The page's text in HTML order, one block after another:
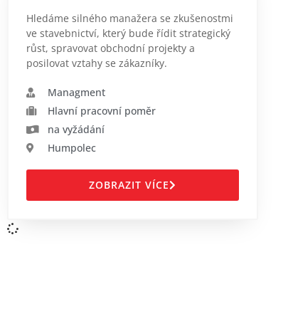
Hledáme silného manažera se zkušenostmi
ve stavebnictví, který bude řídit strategický
růst, spravovat obchodní projekty a
posilovat vztahy se zákazníky.
Managment
Hlavní pracovní poměr
na vyžádání
Humpolec
ZOBRAZIT VÍCE